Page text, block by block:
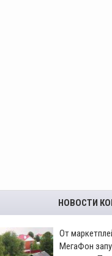
НОВОСТИ
От
МегаФон